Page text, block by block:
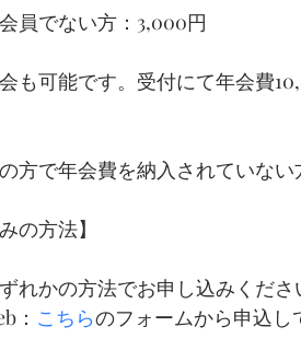
員でない方：3,000円
会も可能です。受付にて年会費
で年会費を納入されていない
の方法】
れかの方法でお申し込みくださ
： こちらのフォームから申込し